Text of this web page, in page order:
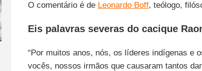
O comentário é de Leonardo Boff, teólogo,
Eis palavras severas do cacique
“Por muitos anos, nós, os líderes indígenas e
vocês, nossos irmãos que causaram tantos